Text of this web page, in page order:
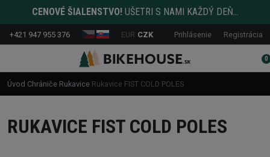
CENOVÉ ŠIALENSTVO! UŠETRI S NAMI KAŽDÝ DEŇ...
+421 947 955 376 EUR CZK Prihlásenie Registrácia
0
Úvod Chrániče Rukavice Rukavice FIST COLD POLES
RUKAVICE FIST COLD POLES